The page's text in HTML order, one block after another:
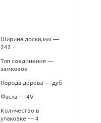
Ширина доски,мм —
242
Тип соединения —
замковое
Порода дерева — дуб
Фаска — 4V
Количество в
упаковке — 4